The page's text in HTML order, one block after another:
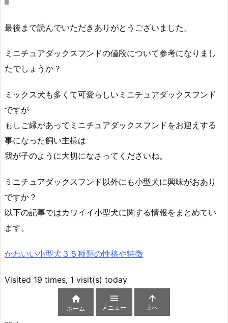
最後まで読んでいただきありがとうございました。
ミニチュアダックスフンドの値段について参考になりまし
たでしょうか？
ミックス犬も多くて可愛らしいミニチュアダックスフンド
ですが
もしご縁があってミニチュアダックスフンドをお迎えする
事になった飼い主様は
我が子のように大切になさってくださいね。
ミニチュアダックスフンド以外にも小型犬に興味がおあり
ですか？
以下の記事ではカワイイ小型犬に関する情報をまとめてい
ます。
かわいい小型犬３５種類の性格や特徴
Visited 19 times, 1 visit(s) today

ホーム

メニュー

上へ